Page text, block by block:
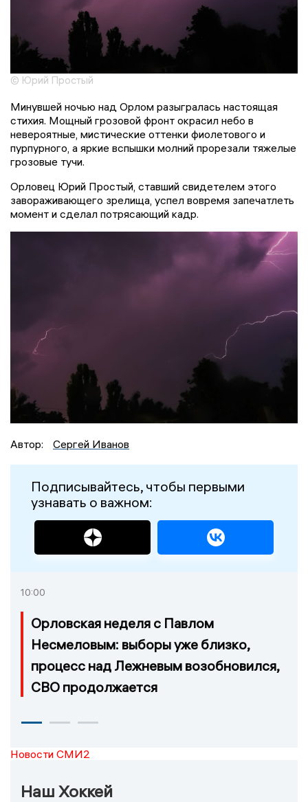
© Юрий Простый
Минувшей ночью над Орлом разыгралась настоящая
стихия. Мощный грозовой фронт окрасил небо в
невероятные, мистические оттенки фиолетового и
пурпурного, а яркие вспышки молний прорезали тяжелые
грозовые тучи.
Орловец Юрий Простый, ставший свидетелем этого
завораживающего зрелища, успел вовремя запечатлеть
момент и сделал потрясающий кадр.
Автор: Сергей Иванов
Подписывайтесь, чтобы первыми
узнавать о важном:
10:00
Орловская неделя с Павлом
Несмеловым: выборы уже близко,
процесс над Лежневым возобновился,
СВО продолжается
Новости СМИ2
Наш Хоккей